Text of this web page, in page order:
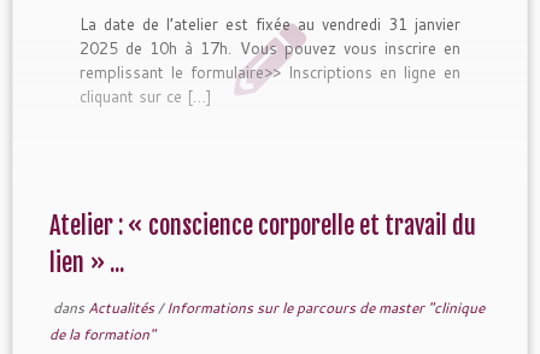
La date de l’atelier est fixée au vendredi 31 janvier
2025 de 10h à 17h. Vous pouvez vous inscrire en
remplissant le formulaire>> Inscriptions en ligne en
cliquant sur ce […]
Atelier : « conscience corporelle et travail du
lien » ...
dans Actualités/Informations sur le parcours de master "clinique
de la formation"